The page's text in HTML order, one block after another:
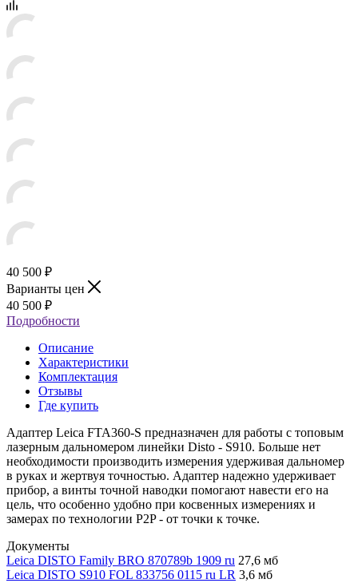
40 500 ₽
Варианты цен
40 500 ₽
Подробности
Описание
Характеристики
Комплектация
Отзывы
Где купить
Адаптер Leica FTA360-S предназначен для работы с топовым
лазерным дальномером линейки Disto - S910. Больше нет
необходимости производить измерения удерживая дальномер
в руках и жертвуя точностью. Адаптер надежно удерживает
прибор, а винты точной наводки помогают навести его на
цель, что особенно удобно при косвенных измерениях и
замерах по технологии P2P - от точки к точке.
Документы
Leica DISTO Family BRO 870789b 1909 ru 27,6 мб
Leica DISTO S910 FOL 833756 0115 ru LR 3,6 мб